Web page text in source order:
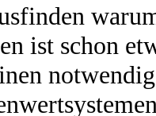
ist schon